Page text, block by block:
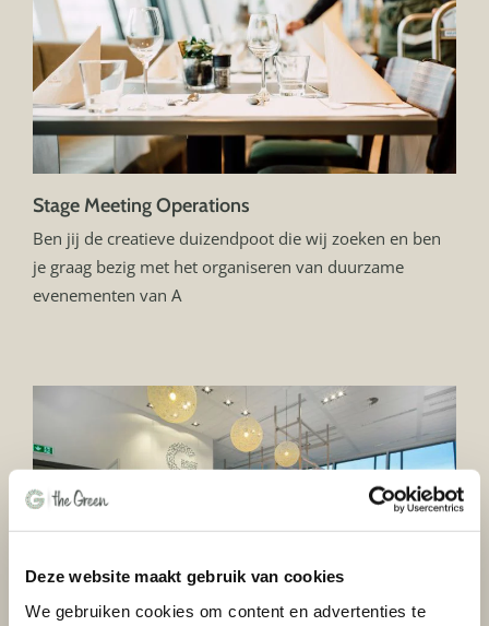
Deze website maakt gebruik van cookies
We gebruiken cookies om content en advertenties te
Stage Meeting Operations
Ben jij de creatieve duizendpoot die wij zoeken en ben
je graag bezig met het organiseren van duurzame
evenementen van A